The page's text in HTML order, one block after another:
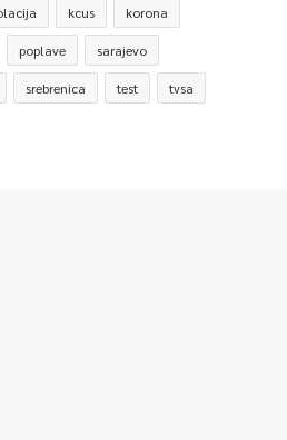
kcus korona
poplave sarajevo
srebrenica test tvsa